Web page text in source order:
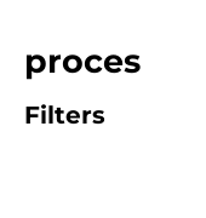
proces
Filters